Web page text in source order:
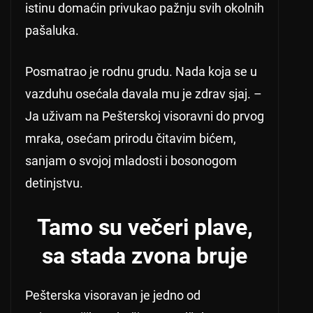
istinu domaćin privukao pažnju svih okolnih
pašaluka.
Posmatrao je rodnu grudu. Nada koja se u
vazduhu osećala davala mu je zdrav sjaj. –
Ja uživam na Pešterskoj visoravni do prvog
mraka, osećam prirodu čitavim bićem,
sanjam o svojoj mladosti i bosonogom
detinjstvu.
Tamo su večeri plave,
sa stada zvona bruje
Pešterska visoravan je jedno od